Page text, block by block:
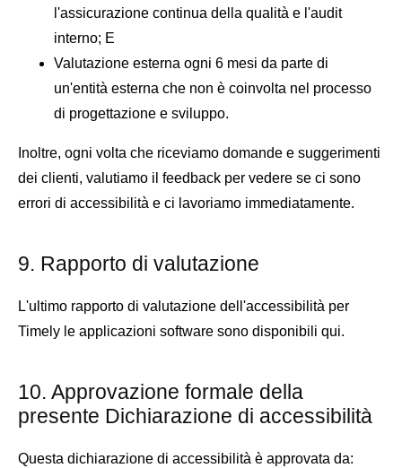
l'assicurazione continua della qualità e l'audit
interno; E
Valutazione esterna ogni 6 mesi da parte di
un'entità esterna che non è coinvolta nel processo
di progettazione e sviluppo.
Inoltre, ogni volta che riceviamo domande e suggerimenti
dei clienti, valutiamo il feedback per vedere se ci sono
errori di accessibilità e ci lavoriamo immediatamente.
9. Rapporto di valutazione
L'ultimo rapporto di valutazione dell'accessibilità per
Timely le applicazioni software sono disponibili qui.
10. Approvazione formale della
presente Dichiarazione di accessibilità
Questa dichiarazione di accessibilità è approvata da: